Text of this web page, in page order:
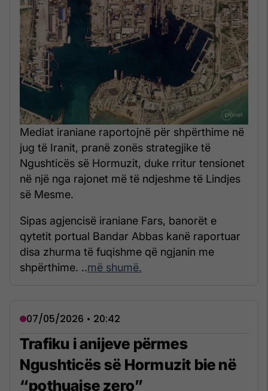
Mediat iraniane raportojnë për shpërthime në
jug të Iranit, pranë zonës strategjike të
Ngushticës së Hormuzit, duke rritur tensionet
në një nga rajonet më të ndjeshme të Lindjes
së Mesme.
Sipas agjencisë iraniane Fars, banorët e
qytetit portual Bandar Abbas kanë raportuar
disa zhurma të fuqishme që ngjanin me
shpërthime. ..më shumë.
07/05/2026 • 20:42
Trafiku i anijeve përmes
Ngushticës së Hormuzit bie në
“pothuajse zero”